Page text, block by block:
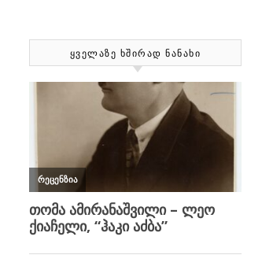
ᲧᲕᲔᲚᲐᲖᲔ ᲮᲨᲘᲠᲐᲓ ᲜᲐᲜᲐᲮᲘ